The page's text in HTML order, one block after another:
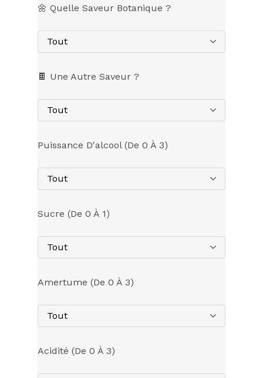
🌼 Quelle Saveur Botanique ?
Tout
🍫 Une Autre Saveur ?
Tout
Puissance D'alcool (de 0 À 3)
Tout
Sucre (de 0 À 1)
Tout
Amertume (de 0 À 3)
Tout
Acidité (de 0 À 3)